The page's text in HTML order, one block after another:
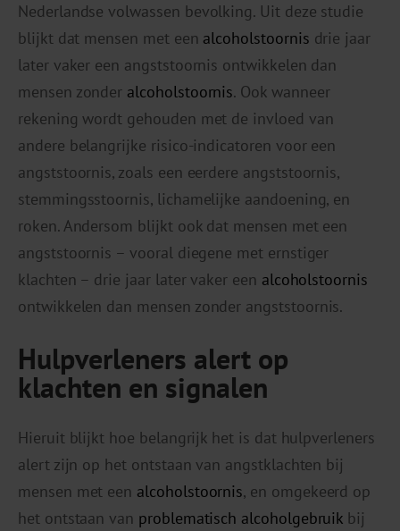
Nederlandse volwassen bevolking. Uit deze studie
blijkt dat mensen met een alcoholstoornis drie jaar
later vaker een angststoornis ontwikkelen dan
mensen zonder alcoholstoornis. Ook wanneer
rekening wordt gehouden met de invloed van
andere belangrijke risico-indicatoren voor een
angststoornis, zoals een eerdere angststoornis,
stemmingsstoornis, lichamelijke aandoening, en
roken. Andersom blijkt ook dat mensen met een
angststoornis – vooral diegene met ernstiger
klachten – drie jaar later vaker een alcoholstoornis
ontwikkelen dan mensen zonder angststoornis.
Hulpverleners alert op
klachten en signalen
Hieruit blijkt hoe belangrijk het is dat hulpverleners
alert zijn op het ontstaan van angstklachten bij
mensen met een alcoholstoornis, en omgekeerd op
het ontstaan van problematisch alcoholgebruik bij